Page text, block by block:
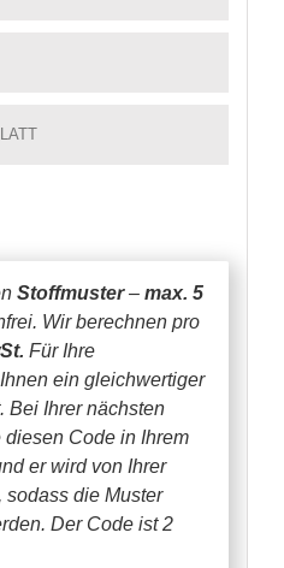
Stoffmuster– max. 5
Wir berechnen pro
Für Ihre
ein gleichwertiger
Bei Ihrer nächsten
Code in Ihrem
er wird von Ihrer
die Muster
Der Code ist 2